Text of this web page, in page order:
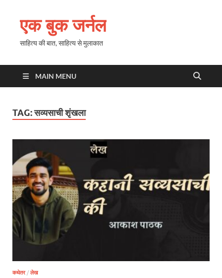
एक बुक जर्नल
साहित्य की बात, साहित्य से मुलाकात
MAIN MENU
TAG:सव्यसाची शृंखला
कथेतर/ लेख